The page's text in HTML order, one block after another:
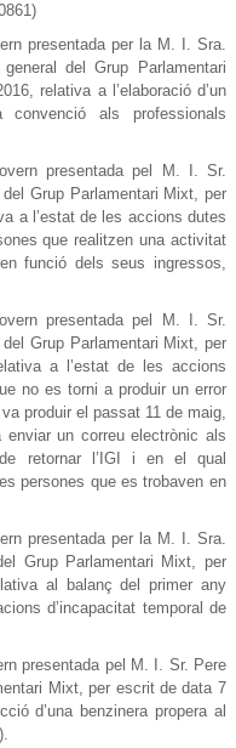
presentada per la M. I. Sra.
del Grup Parlamentari
relativa a l’elaboració d’un
als professionals
presentada pel M. I. Sr.
Grup Parlamentari Mixt, per
a l’estat de les accions dutes
que realitzen una activitat
funció dels seus ingressos,
presentada pel M. I. Sr.
Grup Parlamentari Mixt, per
a l’estat de les accions
no es torni a produir un error
produir el passat 11 de maig,
enviar un correu electrònic als
retornar l’IGI i en el qual
persones que es trobaven en
presentada per la M. I. Sra.
Grup Parlamentari Mixt, per
al balanç del primer any
d’incapacitat temporal de
presentada pel M. I. Sr. Pere
Mixt, per escrit de data 7
d’una benzinera propera al